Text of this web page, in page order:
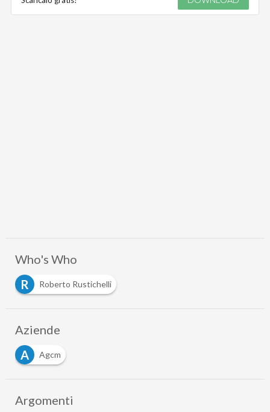
Who's Who
R
Roberto Rustichelli
Aziende
A
Agcm
Argomenti